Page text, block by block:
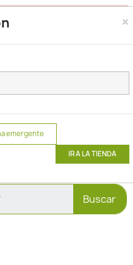
podamos verificar si
en su área.
×
emergente
IR A LA TIENDA
Buscar